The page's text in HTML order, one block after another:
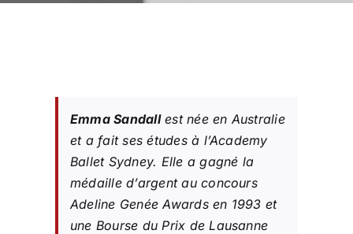
Emma Sandallest née en Australie
et a fait ses études à l’Academy
Ballet Sydney. Elle a gagné la
médaille d’argent au concours
Adeline Genée Awards en 1993 et
une Bourse du Prix de Lausanne